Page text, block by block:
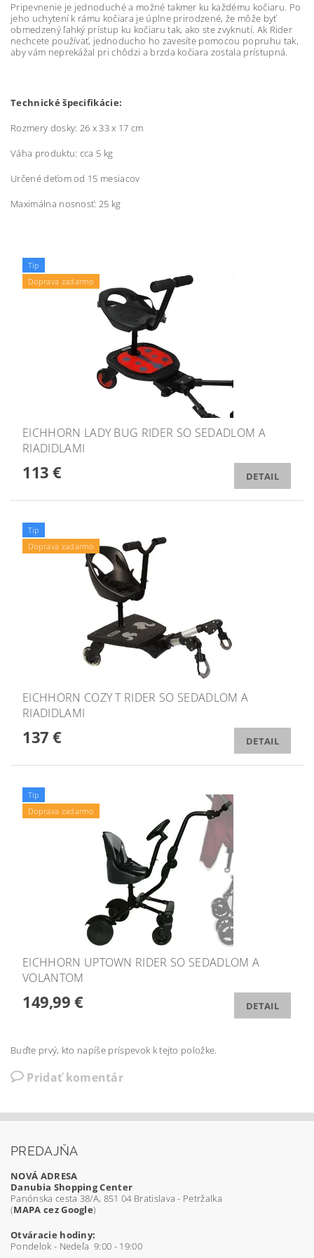
Pripevnenie je jednoduché a možné takmer ku každému kočiaru. Po
jeho uchytení k rámu kočiara je úplne prirodzené, že môže byť
obmedzený ľahký prístup ku kočiaru tak, ako ste zvyknutí. Ak Rider
nechcete používať, jednoducho ho zavesíte pomocou popruhu tak,
aby vám neprekážal pri chôdzi a brzda kočiara zostala prístupná.
Technické špecifikácie:
Rozmery dosky: 26 x 33 x 17 cm
Váha produktu: cca 5 kg
Určené deťom od 15 mesiacov
Maximálna nosnosť: 25 kg
Tip
Doprava zadarmo
EICHHORN LADY BUG RIDER SO SEDADLOM A
RIADIDLAMI
113 € DETAIL
Tip
Doprava zadarmo
EICHHORN COZY T RIDER SO SEDADLOM A
RIADIDLAMI
137 € DETAIL
Tip
Doprava zadarmo
EICHHORN UPTOWN RIDER SO SEDADLOM A
VOLANTOM
149,99 € DETAIL
Buďte prvý, kto napíše príspevok k tejto položke.
Pridať komentár
PREDAJŇA
NOVÁ ADRESA
Danubia Shopping Center
Panónska cesta 38/A, 851 04 Bratislava - Petržalka
(MAPA cez Google)
Otváracie hodiny:
Pondelok - Nedeľa 9:00 - 19:00